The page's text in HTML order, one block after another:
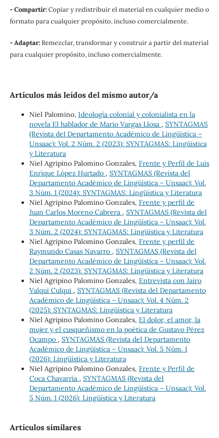
- Compartir:Copiar y redistribuir el material en cualquier medio o
formato para cualquier propósito, incluso comercialmente.
- Adaptar:Remezclar, transformar y construir a partir del material
para cualquier propósito, incluso comercialmente.
Artículos más leídos del mismo autor/a
Niel Palomino, Ideología colonial y colonialista en la
novela El hablador de Mario Vargas Llosa , SYNTAGMAS
(Revista del Departamento Académico de Lingüística –
Unsaac): Vol. 2 Núm. 2 (2023): SYNTAGMAS: Lingüística
y Literatura
Niel Agripino Palomino Gonzales, Frente y Perfil de Luis
Enrique López Hurtado , SYNTAGMAS (Revista del
Departamento Académico de Lingüística – Unsaac): Vol.
3 Núm. 1 (2024): SYNTAGMAS: Lingüística y Literatura
Niel Agripino Palomino Gonzales, Frente y perfil de
Juan Carlos Moreno Cabrera , SYNTAGMAS (Revista del
Departamento Académico de Lingüística – Unsaac): Vol.
3 Núm. 2 (2024): SYNTAGMAS: Lingüística y Literatura
Niel Agripino Palomino Gonzales, Frente y perfil de
Raymundo Casas Navarro , SYNTAGMAS (Revista del
Departamento Académico de Lingüística – Unsaac): Vol.
2 Núm. 2 (2023): SYNTAGMAS: Lingüística y Literatura
Niel Agripino Palomino Gonzales, Entrevista con Jairo
Valqui Culqui , SYNTAGMAS (Revista del Departamento
Académico de Lingüística – Unsaac): Vol. 4 Núm. 2
(2025): SYNTAGMAS: Lingüística y Literatura
Niel Agripino Palomino Gonzales, El dolor, el amor, la
mujer y el cusqueñismo en la poética de Gustavo Pérez
Ocampo , SYNTAGMAS (Revista del Departamento
Académico de Lingüística – Unsaac): Vol. 5 Núm. 1
(2026): Lingüística y Literatura
Niel Agripino Palomino Gonzales, Frente y Perfil de
Coca Chavarría , SYNTAGMAS (Revista del
Departamento Académico de Lingüística – Unsaac): Vol.
5 Núm. 1 (2026): Lingüística y Literatura
Artículos similares